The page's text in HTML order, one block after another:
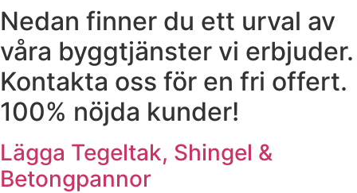
Nedan finner du ett urval av
våra byggtjänster vi erbjuder.
Kontakta oss för en fri offert.
100% nöjda kunder!
Lägga Tegeltak, Shingel &
Betongpannor